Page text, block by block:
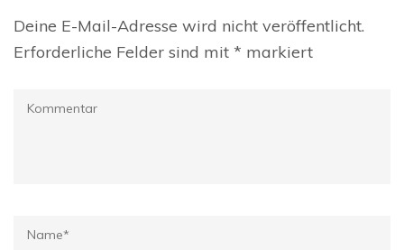
Deine E-Mail-Adresse wird nicht veröffentlicht.
Erforderliche Felder sind mit * markiert
Kommentar
Name*